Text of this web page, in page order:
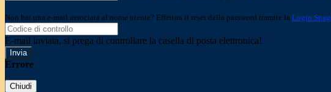
Non hai una e-mail associata al nome utente? Effettua il reset della password tramite la Login
E-mail inviata, si prega di controllare la casella di posta elettronica!
Errore
Chiudi